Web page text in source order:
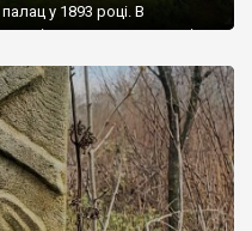
у 1893 році. В
містилася школа, потім
лікарню. Коли із
не […]